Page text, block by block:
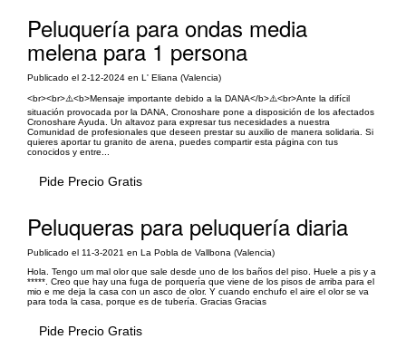
Peluquería para ondas media
melena para 1 persona
Publicado el 2-12-2024 en L' Eliana (Valencia)
<br><br>⚠️<b>Mensaje importante debido a la DANA</b>⚠️<br>Ante la difícil
situación provocada por la DANA, Cronoshare pone a disposición de los afectados
Cronoshare Ayuda. Un altavoz para expresar tus necesidades a nuestra
Comunidad de profesionales que deseen prestar su auxilio de manera solidaria. Si
quieres aportar tu granito de arena, puedes compartir esta página con tus
conocidos y entre...
Pide Precio Gratis
Peluqueras para peluquería diaria
Publicado el 11-3-2021 en La Pobla de Vallbona (Valencia)
Hola. Tengo um mal olor que sale desde uno de los baños del piso. Huele a pis y a
*****. Creo que hay una fuga de porquería que viene de los pisos de arriba para el
mio e me deja la casa con un asco de olor. Y cuando enchufo el aire el olor se va
para toda la casa, porque es de tubería. Gracias Gracias
Pide Precio Gratis